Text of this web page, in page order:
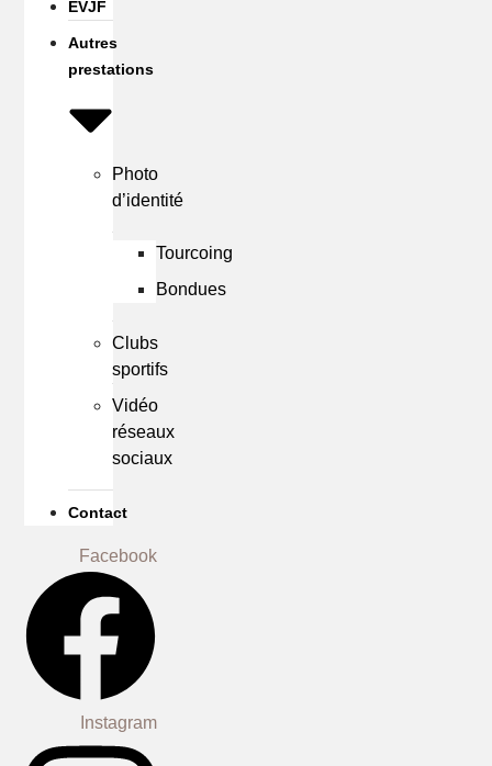
EVJF
Autres
prestations
Photo
d’identité
Tourcoing
Bondues
Clubs
sportifs
Vidéo
réseaux
sociaux
Contact
Facebook
Instagram